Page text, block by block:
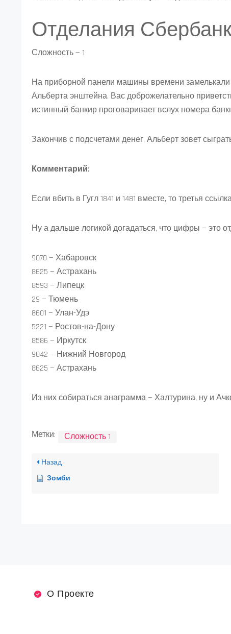
Отделания
Сложность — 1
На приборной панели машины времени замелькали
Альберта энштейна. Вас доброжелательно
истинный банкир проговаривает вслух номера
Закончив с подсчетами денег, Альберт зовет
Комментарий:
Если вбить в Гугл 1841 и 1481 вместе, то третья
Ну а дальше логикой догадаться, что цифры — это
9070 — Хабаровск
8625 — Астрахань
8593 — Липецк
29 — Тюмень
8601 — Улан-Удэ
5221 — Ростов-на-Дону
8586 — Иркутск
9042 — Нижний Новгород
8625 — Астрахань
Из них собираться анаграмма — Халтурина, ну и
Метки: Сложность 1
Назад
Зомби
О Проекте